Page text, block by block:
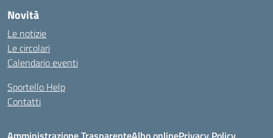
Novità
Le notizie
Le circolari
Calendario eventi
Sportello Help
Contatti